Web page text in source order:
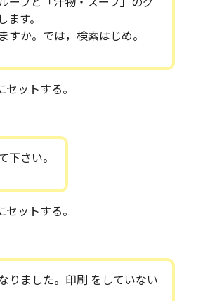
ます。
すか。では，検索はじめ。
ットする。
下さい。
ットする。
りました。印刷 をしていない